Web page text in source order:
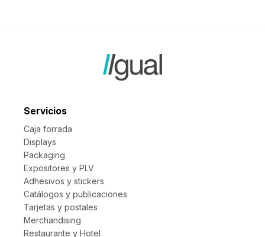
Servicios
Caja forrada
Displays
Packaging
Expositores y PLV
Adhesivos y stickers
Catálogos y publicaciones
Tarjetas y postales
Merchandising
Restaurante y Hotel